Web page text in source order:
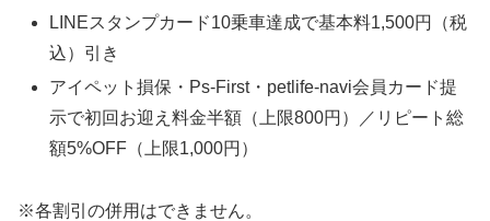
LINEスタンプカード10乗車達成で基本料1,500円（税
込）引き
アイペット損保・Ps-First・petlife-navi会員カード提
示で初回お迎え料金半額（上限800円）／リピート総
額5%OFF（上限1,000円）
※各割引の併用はできません。